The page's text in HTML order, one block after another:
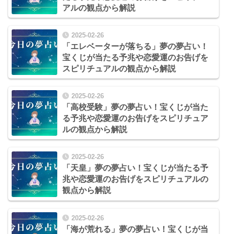
アルの観点から解説
2025-02-26
「エレベーターが落ちる」夢の夢占い！
宝くじが当たる予兆や恋愛運のお告げを
スピリチュアルの観点から解説
2025-02-26
「高校受験」夢の夢占い！宝くじが当た
る予兆や恋愛運のお告げをスピリチュア
ルの観点から解説
2025-02-26
「天皇」夢の夢占い！宝くじが当たる予
兆や恋愛運のお告げをスピリチュアルの
観点から解説
2025-02-26
「海が荒れる」夢の夢占い！宝くじが当